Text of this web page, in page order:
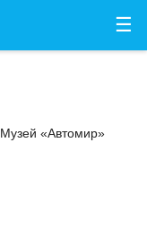
☰
Музей «Автомир»